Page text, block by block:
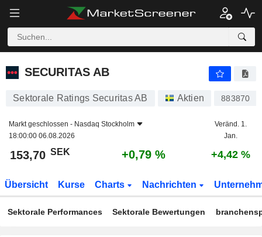
SECURITAS AB
SECURITAS AB
Sektorale Ratings Securitas AB Aktien 883870
Markt geschlossen - Nasdaq Stockholm
18:00:00 06.08.2026
Veränd. 1.
Jan.
153,70 SEK +0,79 % +4,42 %
Übersicht Kurse Charts Nachrichten
Sektorale Performances Sektorale Bewertungen